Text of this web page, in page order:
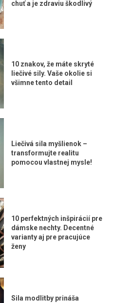
chuť a je zdraviu škodlivý
10 znakov, že máte skryté
liečivé sily. Vaše okolie si
všimne tento detail
Liečivá sila myšlienok –
transformujte realitu
pomocou vlastnej mysle!
10 perfektných inšpirácií pre
dámske nechty. Decentné
varianty aj pre pracujúce
ženy
Sila modlitby prináša